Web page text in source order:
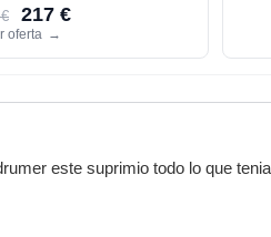
217 €
oferta →
este suprimio todo lo que